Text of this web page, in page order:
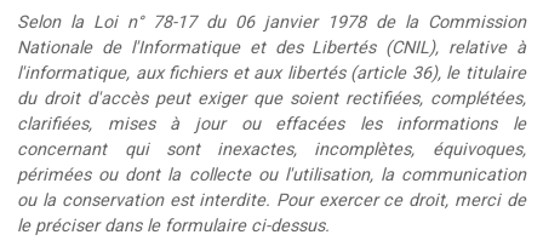
Selon la Loi n° 78-17 du 06 janvier 1978 de la Commission
Nationale de l'Informatique et des Libertés (CNIL), relative à
l'informatique, aux fichiers et aux libertés (article 36), le titulaire
du droit d'accès peut exiger que soient rectifiées, complétées,
clarifiées, mises à jour ou effacées les informations le
concernant qui sont inexactes, incomplètes, équivoques,
périmées ou dont la collecte ou l'utilisation, la communication
ou la conservation est interdite. Pour exercer ce droit, merci de
le préciser dans le formulaire ci-dessus.